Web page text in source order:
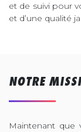
et de suivi pour
et d’une qualité
NOTRE
Maintenant que